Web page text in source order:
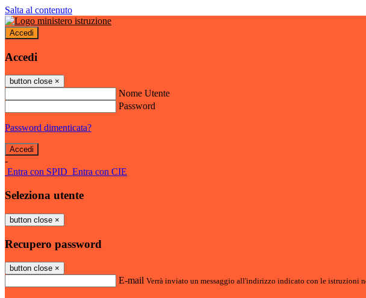
Salta al contenuto
Accedi
Accedi
button close ×
Nome Utente
Password
Password dimenticata?
-
Entra con SPID Entra con CIE
Seleziona utente
button close ×
Recupero password
button close ×
E-mail Verrà inviato un messaggio all'indirizzo indicato con le istruzioni